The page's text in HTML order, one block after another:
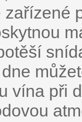
vína při